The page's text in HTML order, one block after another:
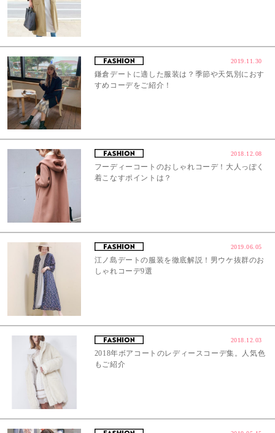
2019.11.30
鎌倉デートに適した服装は？季節や天気別におす
すめコーデをご紹介！
2018.12.08
フーディーコートのおしゃれコーデ！大人っぽく
着こなすポイントは？
2019.06.05
江ノ島デートの服装を徹底解説！男ウケ抜群のお
しゃれコーデ9選
2018.12.03
2018年ボアコートのレディースコーデ集。人気色
もご紹介